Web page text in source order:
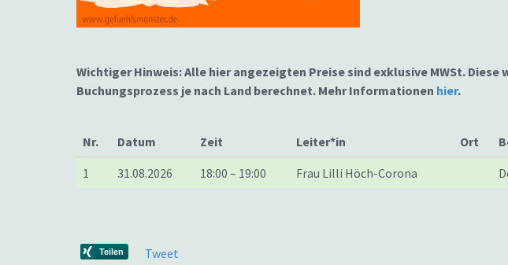
Wichtiger Hinweis: Alle hier angezeigten Preise sind exklusive MWSt. Diese
Buchungsprozess je nach Land berechnet. Mehr Informationen hier.
Nr. Datum Zeit Leiter*in Ort
1
31.08.2026 18:00 – 19:00 Frau Lilli Höch-Corona
Tweet